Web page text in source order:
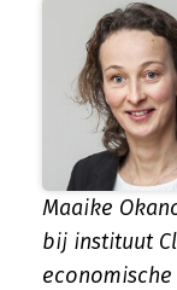
Maaike
bij instituut